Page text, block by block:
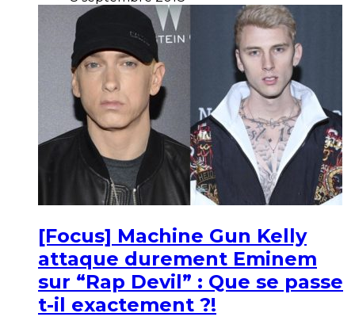
[Focus] Machine Gun Kelly
attaque durement Eminem
sur “Rap Devil” : Que se passe
t-il exactement ?!